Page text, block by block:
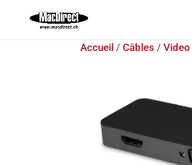
Accueil / Câbles / Video